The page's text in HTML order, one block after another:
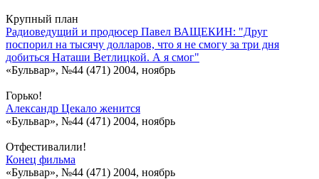
Крупный план
Радиоведущий и продюсер Павел ВАЩЕКИН: "Друг
поспорил на тысячу долларов, что я не смогу за три дня
добиться Наташи Ветлицкой. А я смог"
«Бульвар», №44 (471) 2004, ноябрь
Горько!
Александр Цекало женится
«Бульвар», №44 (471) 2004, ноябрь
Отфестивалили!
Конец фильма
«Бульвар», №44 (471) 2004, ноябрь